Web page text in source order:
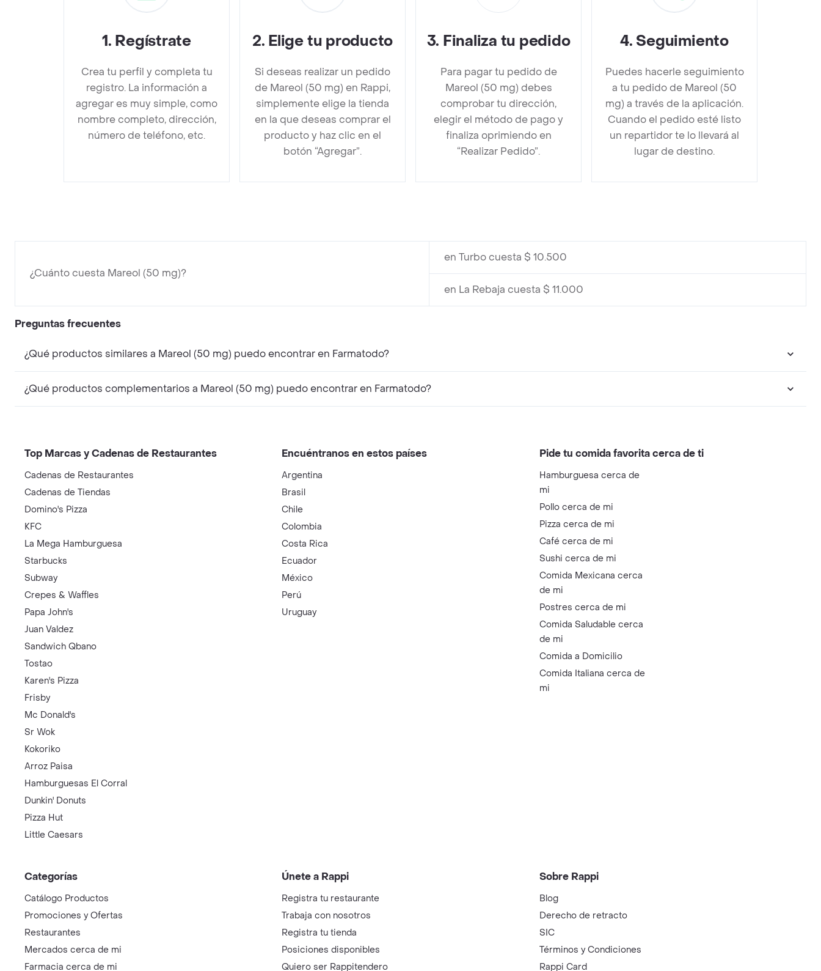
1. Regístrate
Crea tu perfil y completa tu
registro. La información a
agregar es muy simple, como
nombre completo, dirección,
número de teléfono, etc.
2. Elige tu producto
Si deseas realizar un pedido
de Mareol (50 mg) en Rappi,
simplemente elige la tienda
en la que deseas comprar el
producto y haz clic en el
botón “Agregar”.
3. Finaliza tu pedido
Para pagar tu pedido de
Mareol (50 mg) debes
comprobar tu dirección,
elegir el método de pago y
finaliza oprimiendo en
“Realizar Pedido”.
4. Seguimiento
Puedes hacerle seguimiento
a tu pedido de Mareol (50
mg) a través de la aplicación.
Cuando el pedido esté listo
un repartidor te lo llevará al
lugar de destino.
¿Cuánto cuesta Mareol (50 mg)?
en Turbo cuesta $ 10.500
en La Rebaja cuesta $ 11.000
Preguntas frecuentes
¿Qué productos similares a Mareol (50 mg) puedo encontrar en Farmatodo?
¿Qué productos complementarios a Mareol (50 mg) puedo encontrar en Farmatodo?
Top Marcas y Cadenas de Restaurantes
Cadenas de Restaurantes
Cadenas de Tiendas
Domino's Pizza
KFC
La Mega Hamburguesa
Starbucks
Subway
Crepes & Waffles
Papa John's
Juan Valdez
Sandwich Qbano
Tostao
Karen's Pizza
Frisby
Mc Donald's
Sr Wok
Kokoriko
Arroz Paisa
Hamburguesas El Corral
Dunkin' Donuts
Pizza Hut
Little Caesars
Encuéntranos en estos países
Argentina
Brasil
Chile
Colombia
Costa Rica
Ecuador
México
Perú
Uruguay
Pide tu comida favorita cerca de ti
Hamburguesa cerca de
mi
Pollo cerca de mi
Pizza cerca de mi
Café cerca de mi
Sushi cerca de mi
Comida Mexicana cerca
de mi
Postres cerca de mi
Comida Saludable cerca
de mi
Comida a Domicilio
Comida Italiana cerca de
mi
Categorías
Catálogo Productos
Promociones y Ofertas
Restaurantes
Mercados cerca de mi
Farmacia cerca de mi
Únete a Rappi
Registra tu restaurante
Trabaja con nosotros
Registra tu tienda
Posiciones disponibles
Quiero ser Rappitendero
Sobre Rappi
Blog
Derecho de retracto
SIC
Términos y Condiciones
Rappi Card